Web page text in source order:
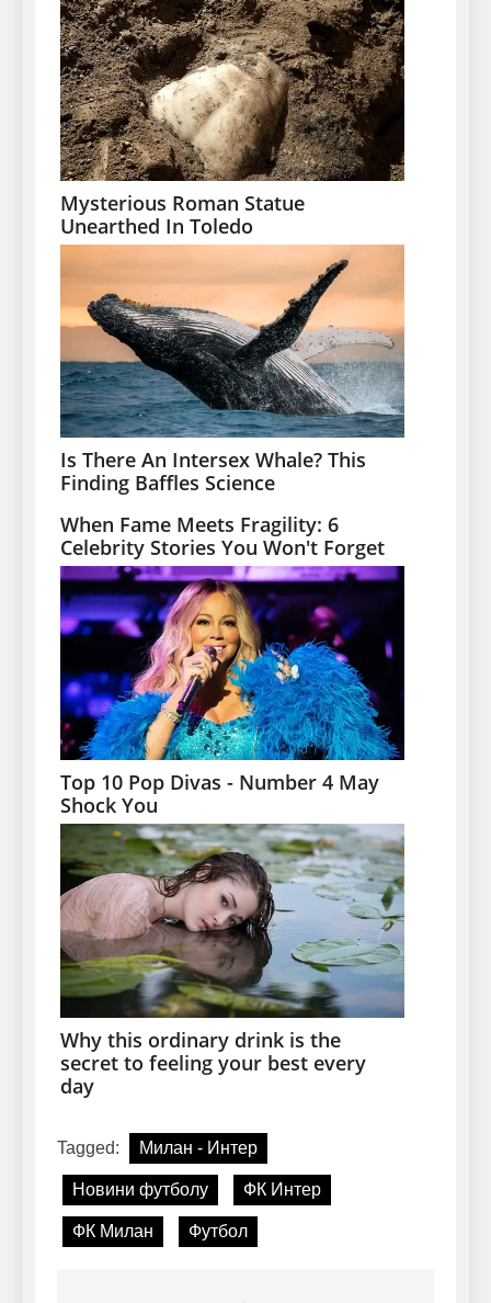
Tagged: Милан - Интер
Новини футболу ФК Интер
ФК Милан Футбол